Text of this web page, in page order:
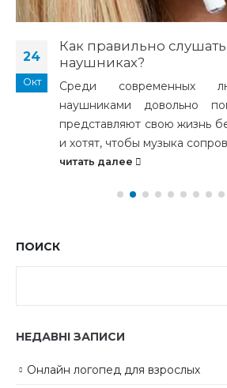
24
Окт
Как правильно
наушниках?
Среди современных
наушниками довольно
представляют свою жизнь
и хотят, чтобы музыка
читать далее
ПОИСК
НЕДАВНІ ЗАПИСИ
Онлайн логопед для взрослых